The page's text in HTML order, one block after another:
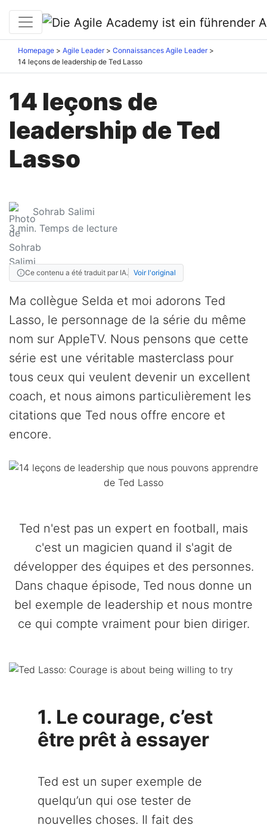
Homepage Agile Leader
Connaissances Agile Leader
14 leçons de leadership de Ted Lasso
14 leçons de
leadership de Ted
Lasso
Sohrab Salimi
3min. Temps de lecture
Ce contenu a été traduit par IA. Voir l'original
Ma collègue Selda et moi adorons Ted
Lasso, le personnage de la série du même
nom sur AppleTV. Nous pensons que cette
série est une véritable masterclass pour
tous ceux qui veulent devenir un excellent
coach, et nous aimons particulièrement les
citations que Ted nous offre encore et
encore.
Ted n'est pas un expert en football, mais
c'est un magicien quand il s'agit de
développer des équipes et des personnes.
Dans chaque épisode, Ted nous donne un
bel exemple de leadership et nous montre
ce qui compte vraiment pour bien diriger.
1. Le courage, c’est
être prêt à essayer
Ted est un super exemple de
quelqu’un qui ose tester de
nouvelles choses. Il fait des